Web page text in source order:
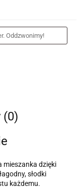
(0)
mieszanka dzięki
słodki
każdemu.